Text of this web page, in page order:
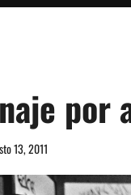
por
13, 2011